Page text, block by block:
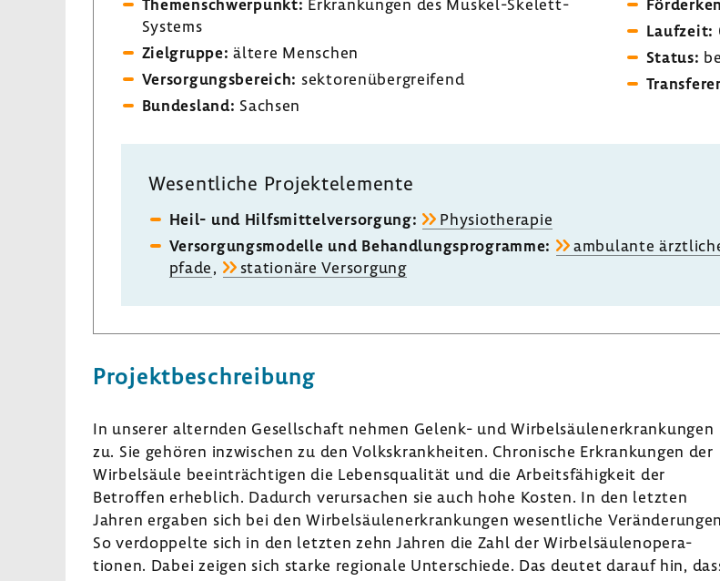
Themen­schwer­punkt: Erkran­kungen des Muskel-​Skelett-
Systems
Ziel­gruppe: ältere Menschen
Versor­gungs­be­reich: sekto­ren­über­grei­fend
Bundes­land: Sachsen
Lauf­zeit:
Status:
Wesent­liche Projekt­ele­mente
Heil- und Hilfs­mit­tel­ver­sor­gung:
Physio­the­rapie
Versor­gungs­mo­delle und Behand­lungs­pro­gramme:
ambu­lante
pfade, statio­näre Versor­gung
Projekt­be­schrei­bung
In unserer alternden Gesell­schaft nehmen Gelenk- und Wirbel­säu­len­er­kran­kungen
zu. Sie gehören inzwi­schen zu den Volks­krank­heiten. Chro­ni­sche Erkran­kungen der
Wirbel­säule beein­träch­tigen die Lebens­qua­lität und die Arbeits­fä­hig­keit der
Betroffen erheb­lich. Dadurch verur­sa­chen sie auch hohe Kosten. In den letzten
Jahren ergaben sich bei den Wirbel­säu­len­er­kran­kungen wesent­liche
So verdop­pelte sich in den letzten zehn Jahren die Zahl der Wirbel­säu­len­ope­ra­
tionen. Dabei zeigen sich starke regio­nale Unter­schiede. Das deutet darauf hin,